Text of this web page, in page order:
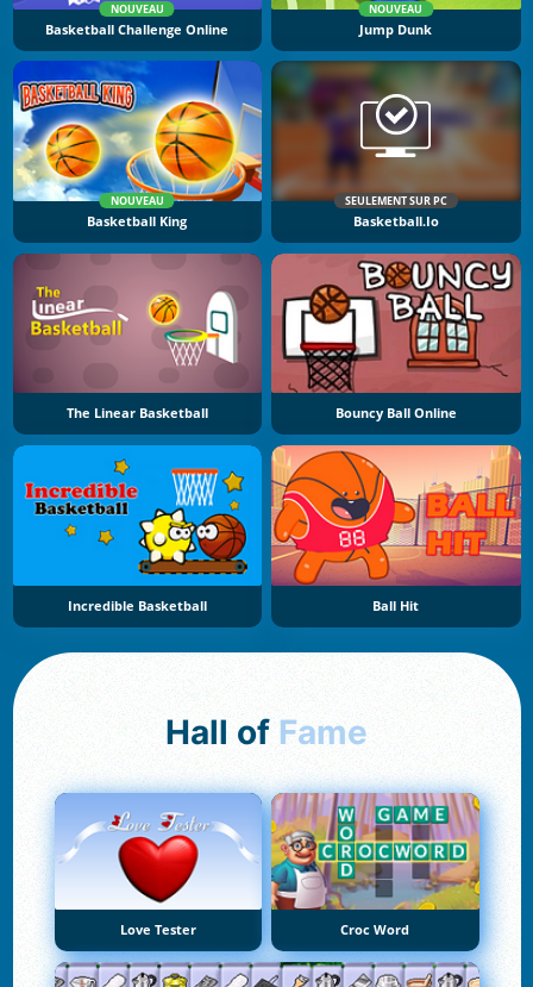
NOUVEAU
Basketball Challenge Online
NOUVEAU
Jump Dunk
NOUVEAU
Basketball King
SEULEMENT SUR PC
Basketball.io
The Linear Basketball Bouncy Ball Online
Incredible Basketball Ball Hit
Hall of Fame
Love Tester Croc Word